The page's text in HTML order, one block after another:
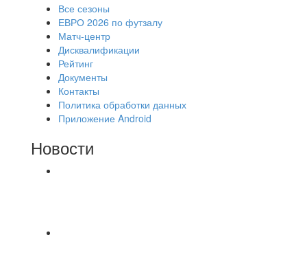
Все сезоны
ЕВРО 2026 по футзалу
Матч-центр
Дисквалификации
Рейтинг
Документы
Контакты
Политика обработки данных
Приложение Android
Новости